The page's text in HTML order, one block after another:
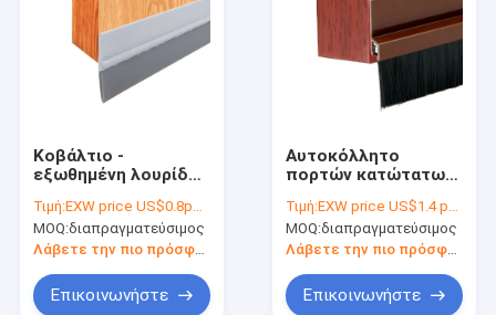
Κοβάλτιο -
εξωθημένη λουρίδα
κατώτατου καιρού
πορτών γκαράζ
κατώτατων
PVC
Τιμή:EXW price US$0.8per piece
MOQ:διαπραγματεύσιμος
Λάβετε την πιο πρόσφατη τιμή
Επικοινωνήστε
Αυτοκόλλητο
πορτών κατώτατων
σκούπισμα πορτών
τύπων βουρτσών
λουρίδων εύκαμπτο
Τιμή:EXW price US$1.4 per piece
MOQ:διαπραγματεύσιμος
Επικοινωνήστε